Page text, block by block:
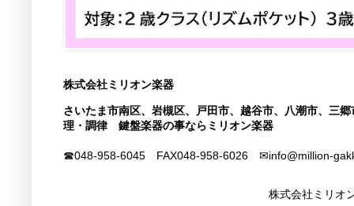
株式会社ミリオン楽器
さいたま市南区、岩槻区、戸田市、越谷市、八潮市、
理・調律 鍵盤楽器の事ならミリオン楽器
☎048-958-6045 FAX048-958-6026 ✉info@million-
株式会社ミリオ